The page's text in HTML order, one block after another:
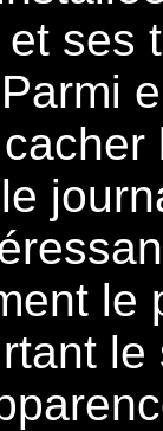
ses
le